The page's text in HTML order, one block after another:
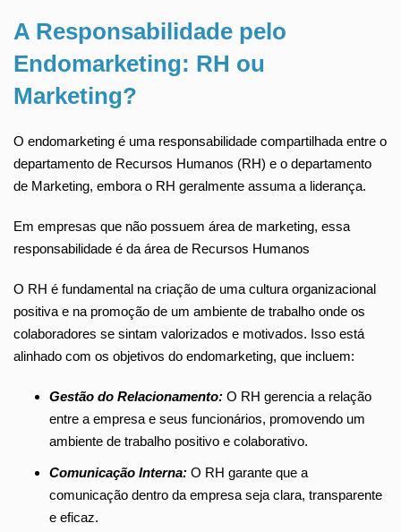
A Responsabilidade pelo
Endomarketing: RH ou
Marketing?
O endomarketing é uma responsabilidade compartilhada entre o
departamento de Recursos Humanos (RH) e o departamento
de Marketing, embora o RH geralmente assuma a liderança.
Em empresas que não possuem área de marketing, essa
responsabilidade é da área de Recursos Humanos
O RH é fundamental na criação de uma cultura organizacional
positiva e na promoção de um ambiente de trabalho onde os
colaboradores se sintam valorizados e motivados. Isso está
alinhado com os objetivos do endomarketing, que incluem:
Gestão do Relacionamento: O RH gerencia a relação
entre a empresa e seus funcionários, promovendo um
ambiente de trabalho positivo e colaborativo.
Comunicação Interna: O RH garante que a
comunicação dentro da empresa seja clara, transparente
e eficaz.